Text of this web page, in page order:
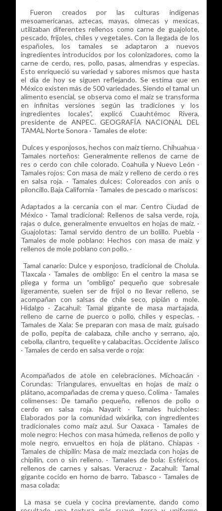
Fueron creados por las culturas indígenas
mesoamericanas, aztecas, mayas, olmecas y mexicas,
utilizaban diferentes rellenos como carne de guajolote,
pescado, frijoles, chiles y vegetales. Con la llegada de los
españoles, los tamales se adaptaron a nuevos
ingredientes introducidos por los colonizadores, como la
carne de cerdo, res, pollo, pasas, almendras y especias.
Esto enriqueció su variedad y sabores mismos que hasta
el día de hoy se siguen reflejando. Se estima que en
México existen más de 500 variedades. Siendo el tamal un
alimento esencial, se observa como el maíz se transforma
en infinitas versiones según las tradiciones y los
ingredientes locales”, explicó Cuauhtémoc Rivera,
presidente de ANPEC. GEOGRAFÍA NACIONAL DEL
TAMAL Norte Sonora · Tamales de elote:
Dulces y esponjosos, hechos con maíz tierno. Chihuahua ·
Tamales norteños: Generalmente rellenos de carne de
res o cerdo con chile colorado. Coahuila y Nuevo León ·
Tamales rojos: Con masa de maíz y relleno de cerdo o res
en salsa roja. · Tamales dulces: Coloreados con anís o
piloncillo. Baja California · Tamales de pescado o mariscos:
Adaptados a la cercanía con el mar. Centro Ciudad de
México · Tamal tradicional: Rellenos de salsa verde, roja,
rajas o dulce, generalmente envueltos en hojas de maíz. ·
Guajolotas: Tamal servido dentro de un bolillo. Puebla ·
Tamales de mole poblano: Hechos con masa de maíz y
rellenos de mole poblano con pollo. ·
Tamal canario: Dulce y esponjoso, tradicional de Cholula.
Tlaxcala · Tamales de ombligo: En el centro la masa se
pliega y forma un “ombligo” pequeño que sobresale
ligeramente, suelen ser de frijol o no llevar relleno, se
acompañan con salsas de chile seco, pipián o mole.
Hidalgo · Zacahuil: Tamal gigante de masa martajada,
relleno de carne de puerco o pollo, chiles y especias. ·
Tamales de Xala: Se preparan con masa de maíz, guisado
de pollo, pepita de calabaza, chile ancho y serrano, ajo,
cebolla, cilantro, tequelite y calabacitas. Occidente Jalisco
· Tamales de cerdo en salsa verde o roja:
Acompañados de atole en celebraciones. Michoacán ·
Corundas: Triangulares, envueltas en hojas de maíz o
plátano, acompañadas de crema y queso. Colima · Tamales
colimenses: De tamaño pequeño, rellenos de pollo o
cerdo en salsa roja. Nayarit · Tamales huicholes:
Elaborados por la comunidad wixárika, con ingredientes
tradicionales como maíz azul. Sur Oaxaca · Tamales de
mole negro: Hechos con masa húmeda, rellenos de pollo y
mole negro, envueltos en hoja de plátano. Chiapas ·
Tamales de chipilín: Masa de maíz mezclada con hojas de
chipilín, con o sin relleno. · Tamales de bola: Esféricos,
rellenos de carnes y salsas. Veracruz · Zacahuil: Tamal
gigante cocido en horno de barro. Tabasco · Tamales de
masa colada:
La masa se cuela y cocina previamente, dando como